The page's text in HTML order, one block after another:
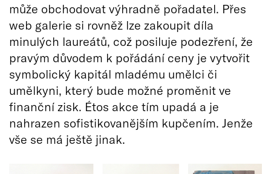
může obchodovat výhradně pořadatel. Přes
web galerie si rovněž lze zakoupit díla
minulých laureátů, což posiluje podezření, že
pravým důvodem k pořádání ceny je vytvořit
symbolický kapitál mladému umělci či
umělkyni, který bude možné proměnit ve
finanční zisk. Étos akce tím upadá a je
nahrazen sofistikovanějším kupčením. Jenže
vše se má ještě jinak.